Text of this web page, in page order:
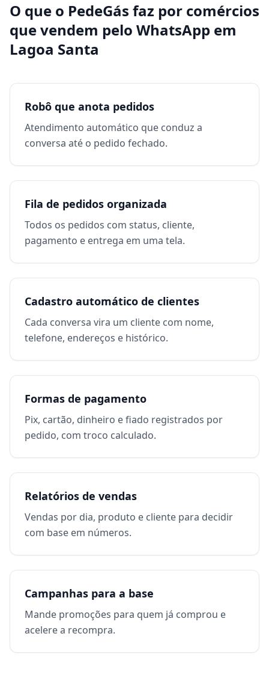
O que o PedeGás faz por comércios
que vendem pelo WhatsApp em
Lagoa Santa
Robô que anota pedidos
Atendimento automático que conduz a
conversa até o pedido fechado.
Fila de pedidos organizada
Todos os pedidos com status, cliente,
pagamento e entrega em uma tela.
Cadastro automático de clientes
Cada conversa vira um cliente com nome,
telefone, endereços e histórico.
Formas de pagamento
Pix, cartão, dinheiro e fiado registrados por
pedido, com troco calculado.
Relatórios de vendas
Vendas por dia, produto e cliente para decidir
com base em números.
Campanhas para a base
Mande promoções para quem já comprou e
acelere a recompra.